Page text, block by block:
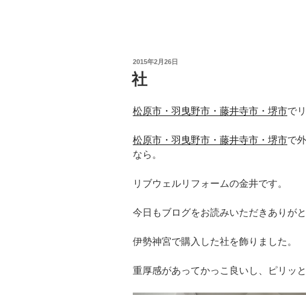
投
稿
日:
2015年2月26日
社
松原市・羽曳野市・藤井寺市・堺市で
松原市・羽曳野市・藤井寺市・堺市で
なら。
リブウェルリフォームの金井です。
今日もブログをお読みいただきありが
伊勢神宮で購入した社を飾りました。
重厚感があってかっこ良いし、ピリッ